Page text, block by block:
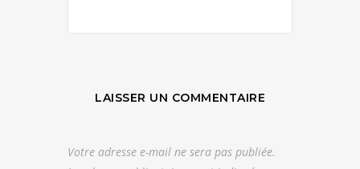
LAISSER UN COMMENTAIRE
Votre adresse e-mail ne sera pas publiée.